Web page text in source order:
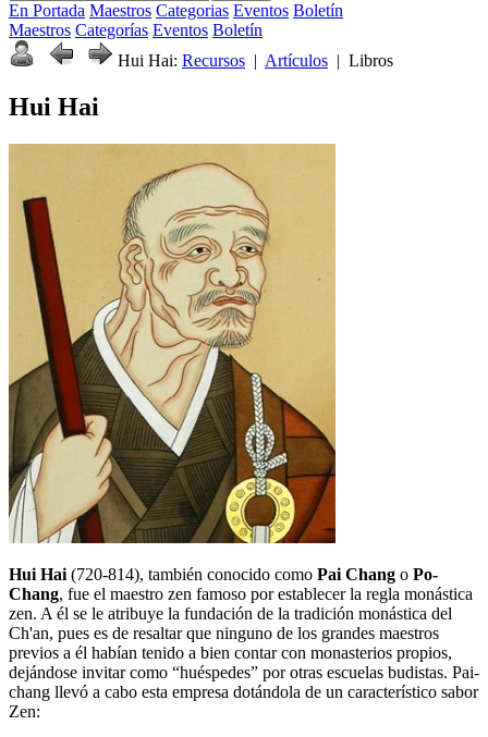
En Portada Maestros Categorias Eventos Boletín
Maestros Categorías Eventos Boletín
Hui Hai: Recursos | Artículos | Libros
Hui Hai
Hui Hai (720-814), también conocido como Pai Chang o Po-
Chang, fue el maestro zen famoso por establecer la regla monástica
zen. A él se le atribuye la fundación de la tradición monástica del
Ch'an, pues es de resaltar que ninguno de los grandes maestros
previos a él habían tenido a bien contar con monasterios propios,
dejándose invitar como “huéspedes” por otras escuelas budistas. Pai-
chang llevó a cabo esta empresa dotándola de un característico sabor
Zen: